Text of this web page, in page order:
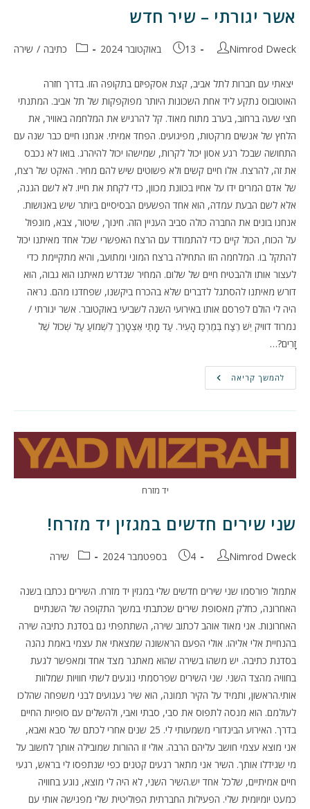
אשר יגורתי – שיר חדש
מחבר:
Nimrod Dweck פורסם:
13 באוקטובר 2024 קטגוריה:כתיבה / שירה
יצאתי עם חברות לתל אביב, קצת אסקפיזם בתקופה הזו. בדרך חזרה
האוטובוס נתקע ליד אחת השכונות היותר מפוקפקות של תל אביב. המתנתי
חצי שעה ברחוב, בערב מתוח מאוד. קל להרגיש את המלחמה באוויר, את
הלחץ של אנשים מרקטות, מפיגועים. הפחד אמיתי. אנחנו חיים כבר שנה עם
התחושה שבכל רגע אסון יכול לקרות, שמישהו יכול להיהרג. בואו לא נכבס
את זה, להרצח. אלו חיים קשים ולא פשוטים שיש להם מחיר. האקט של רצח,
של אדם המרים ידו על אחיו בכוונת מכוון, כדי לקחת את חייו. לא לשם הגנה,
אלא לשם הבעת עמדה, הוא אחד הפשעים הבסיסיים ביותר שיש באנושות.
אנחנו בונים את החברה כולה סביב העניין הזה. חינוך, שיטור, צבא, מונפול
על הכוח, הכול קיים כדי להתמודד עם הרצח האפשרי שכל אחד מאיתנו יכול
להתקל בו. המלחמה הזו התחילה ברצח המוני ומתועב, והיא מתקיימת כדי
לעצור אותו ולהבטיח חיים של שלום. המחיר שנדרש מאיתנו הוא גבוה, הוא
דורש מאיתנו להסתגל לדברים שלא בהכרח ביקשנו, שפחדנו מהם. נראה
היה לי הולם לפרסם אותו באירועי השנה לשביעי באוקטובר. אשר יגורתי /
נמרוד דוויק יֵשׁ רֶצַח בְּמֶרְכַּז הָעִיר. עַד מָתַי אֶצְטָרֵךְ לִשְׁמוֹעַ עַל שְׁכוֹל שֶׁל
זָרִים?…
להמשך קריאה אשר
יגורתי
יד מזרח
שני שירים חדשים במגזין יד מזרח!
מחבר:
Nimrod Dweck פורסם:
4 בספטמבר 2024 קטגוריה:שירה
אתמול פורסמו שני שירים חדשים שלי במגזין יד מזרח. השירים נכתבו בשנה
האחרונה, כחלק מאסופת שירים שכתבתי במשך התקופה של השנתיים
האחרונות. אני מאוד אוהב לכתוב שירה, השתתפתי גם בסדנת כתיבה שירה
בהנחיית אלי אליהו. אולי הפעם הראשונה שמצאתי את עצמי באמת נהנה
בסדנת כתיבה. יש משהו בשירה שהוא מאתגר מצד אחד ומאפשר לגעת
בחוויה מהצד השני. שני השירים שפרסמתי נוגעים לשתי חוויות שמלוות
אותי.הראשון, ותמיד על הקיר תמונה, הוא שיר געגועים לבני משפחה שהלכו
לעולמם. הוא מנסה לתפוס את סבי, סבתי ואבי, ולהשלים עם סופיות החיים
בדרך. האירוע הבינדורי משמעותי לי. 25 שנים אחרי לכתם של סבא ואבא,
אני מוצא עצמי חושב עליהם הרבה. אולי זו ההורות שמובילה אותך לחשוב על
מי שגידלו אותך. השיר אני מתאר רגעים קטנים כפי שנתפסו לי בראש, רגעי
חיים אמיתיים, שלכל אחד יש.השיר השני, לא היה לי מוצא, נוגע בחוויה
כמעט יומיומית שלי. הפעילות החברתית הפוליטית שלי מפגישה אותי עם